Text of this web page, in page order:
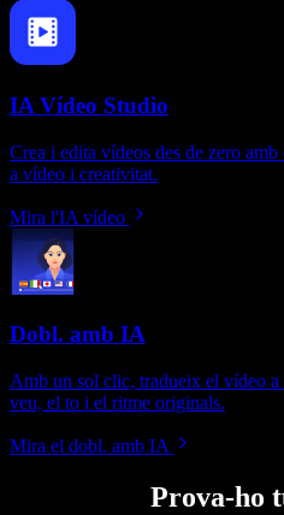
IA Vídeo Studio
Crea i edita vídeos des de zero
a vídeo i creativitat.
Mira l'IA vídeo
Dobl. amb IA
Amb un sol clic, tradueix el vídeo
veu, el to i el ritme originals.
Mira el dobl. amb IA
Prova-ho